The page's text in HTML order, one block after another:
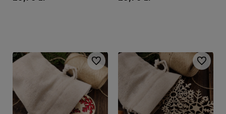
Do ulubionych Do